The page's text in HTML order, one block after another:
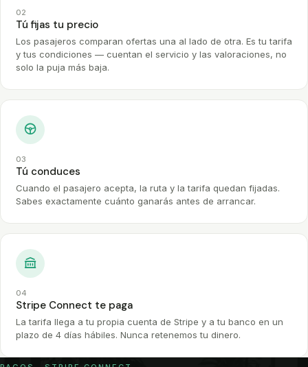
02
Tú fijas tu precio
Los pasajeros comparan ofertas una al lado de otra. Es tu tarifa
y tus condiciones — cuentan el servicio y las valoraciones, no
solo la puja más baja.
03
Tú conduces
Cuando el pasajero acepta, la ruta y la tarifa quedan fijadas.
Sabes exactamente cuánto ganarás antes de arrancar.
04
Stripe Connect te paga
La tarifa llega a tu propia cuenta de Stripe y a tu banco en un
plazo de 4 días hábiles. Nunca retenemos tu dinero.